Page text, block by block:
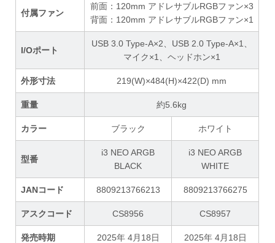
付属ファン
前面：120mm アドレサブルRGBファン×3
背面：120mm アドレサブルRGBファン×1
I/Oポート
USB 3.0 Type-A×2、USB 2.0 Type-A×1、
マイク×1、ヘッドホン×1
外形寸法 219(W)×484(H)×422(D) mm
重量 約5.6kg
カラー ブラック ホワイト
型番
i3 NEO ARGB
BLACK
i3 NEO ARGB
WHITE
JANコード 8809213766213 8809213766275
アスクコード CS8956 CS8957
発売時期 2025年 4月18日 2025年 4月18日